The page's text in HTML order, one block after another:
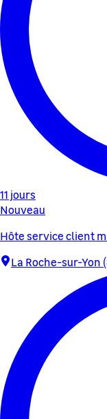
11 jours
Nouveau
Hôte service client
La Roche-sur-Yon